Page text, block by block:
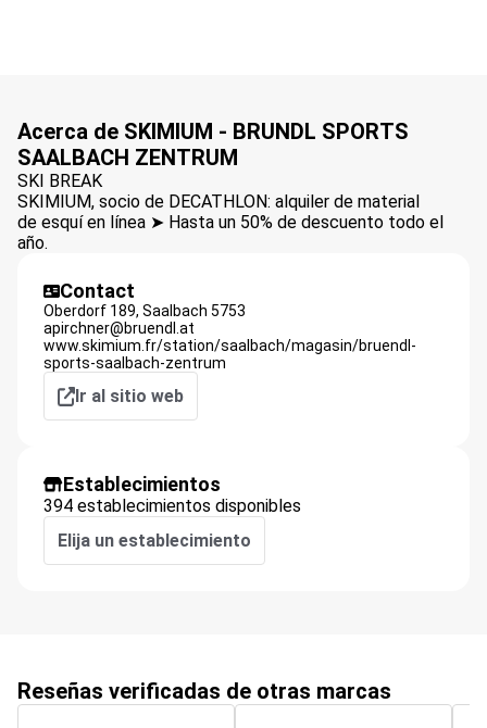
Acerca de SKIMIUM - BRUNDL SPORTS
SAALBACH ZENTRUM
SKI BREAK
SKIMIUM, socio de DECATHLON: alquiler de material
de esquí en línea ➤ Hasta un 50% de descuento todo el
año.
Contact
Oberdorf 189, Saalbach 5753
apirchner@bruendl.at
www.skimium.fr/station/saalbach/magasin/bruendl-
sports-saalbach-zentrum
Ir al sitio web
Establecimientos
394 establecimientos disponibles
Elija un establecimiento
Reseñas verificadas de otras marcas